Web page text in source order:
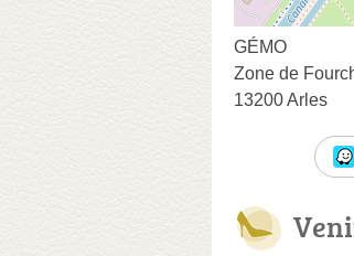
GÉMO
Zone de
13200 Arles